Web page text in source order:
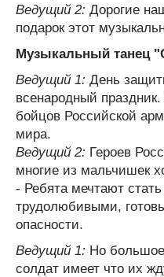
Ведущий 2: Дорогие
подарок этот
Музыкальный танец
Ведущий 1: День
всенародный
бойцов Российской
мира.
Ведущий 2: Героев
многие из мальчишек
- Ребята мечтают
трудолюбивыми,
опасности.
Ведущий 1: Но
солдат имеет что их